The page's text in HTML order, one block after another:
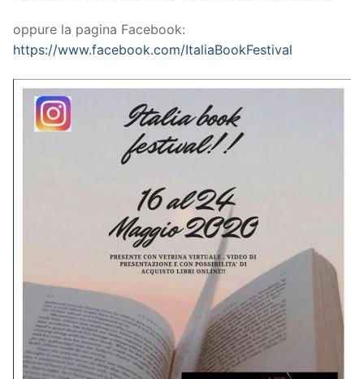
oppure la pagina Facebook:
https://www.facebook.com/ItaliaBookFestival